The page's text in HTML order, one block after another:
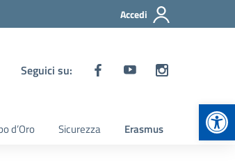
Accedi
Seguici su:
d’Oro Sicurezza Erasmus